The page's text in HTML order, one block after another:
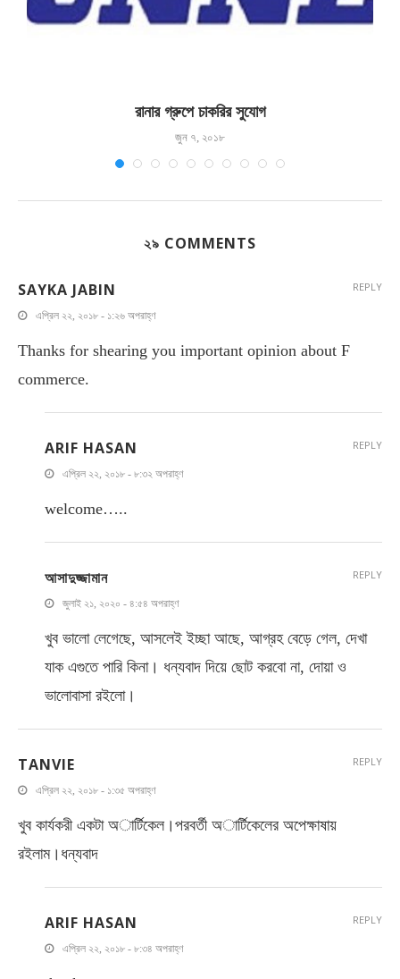
রানার গ্রুপে চাকরির সুযোগ
জুন ৭, ২০১৮
২৯ COMMENTS
SAYKA JABIN
এপ্রিল ২২, ২০১৮ - ১:২৬ অপরাহ্ণ
Thanks for shearing you important opinion about F
commerce.
REPLY
ARIF HASAN
এপ্রিল ২২, ২০১৮ - ৮:৩২ অপরাহ্ণ
welcome…..
REPLY
আসাদুজ্জামান
জুলাই ২১, ২০২০ - ৪:৫৪ অপরাহ্ণ
খুব ভালো লেগেছে, আসলেই ইচ্ছা আছে, আগ্রহ বেড়ে গেল, দেখা
যাক এগুতে পারি কিনা। ধন্যবাদ দিয়ে ছোট করবো না, দোয়া ও
ভালোবাসা রইলো।
REPLY
TANVIE
এপ্রিল ২২, ২০১৮ - ১:৩৫ অপরাহ্ণ
খুব কার্যকরী একটা অার্টিকেল।পরবর্তী অার্টিকেলের অপেক্ষাষায়
রইলাম।ধন্যবাদ
REPLY
ARIF HASAN
এপ্রিল ২২, ২০১৮ - ৮:৩৪ অপরাহ্ণ
REPLY